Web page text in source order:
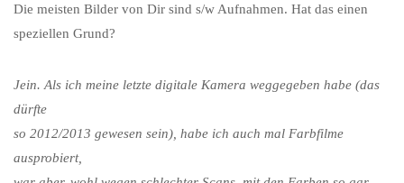
Die meisten Bilder von Dir sind s/w Aufnahmen. Hat das einen
speziellen Grund?
Jein. Als ich meine letzte digitale Kamera weggegeben habe (das
dürfte
so 2012/2013 gewesen sein), habe ich auch mal Farbfilme
ausprobiert,